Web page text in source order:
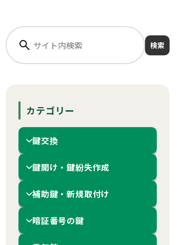
検索
カテゴリー
鍵交換
鍵開け・鍵紛失作成
補助鍵・新規取付け
暗証番号の鍵